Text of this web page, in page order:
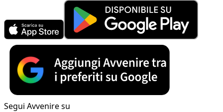
Segui Avvenire su